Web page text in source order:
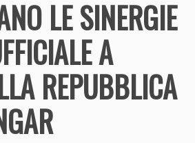
LE SINERGIE
A
REPUBBLICA